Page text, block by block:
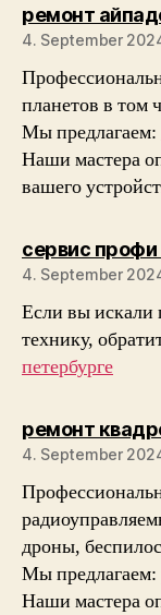
ремонт
4. September
планетов в том
Мы предлагаем:
Наши мастера
вашего
сервис профи
4. September
Если вы искали
технику,
петербурге
ремонт
4. September
дроны,
Мы предлагаем:
Наши мастера